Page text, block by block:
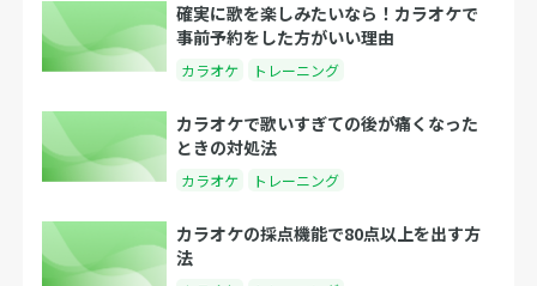
確実に歌を楽しみたいなら！カラオケで
事前予約をした方がいい理由
カラオケ トレーニング
カラオケで歌いすぎての後が痛くなった
ときの対処法
カラオケ トレーニング
カラオケの採点機能で80点以上を出す方
法